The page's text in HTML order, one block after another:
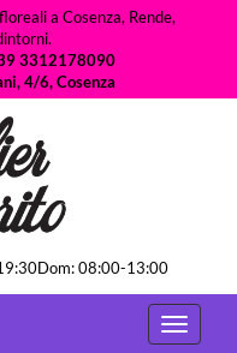
a Cosenza, Rende,
3312178090
4/6, Cosenza
08:00-13:00